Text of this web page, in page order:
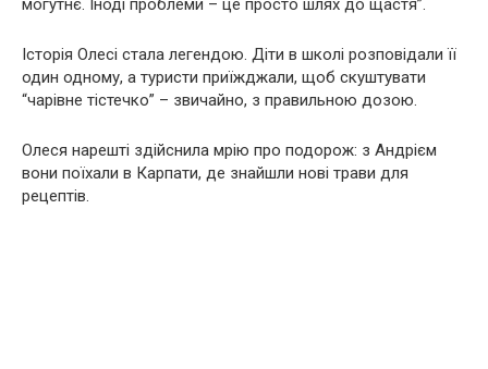
могутнє. Іноді проблеми – це просто шлях до щастя”.
Історія Олесі стала легендою. Діти в школі розповідали її
один одному, а туристи приїжджали, щоб скуштувати
“чарівне тістечко” – звичайно, з правильною дозою.
Олеся нарешті здійснила мрію про подорож: з Андрієм
вони поїхали в Карпати, де знайшли нові трави для
рецептів.